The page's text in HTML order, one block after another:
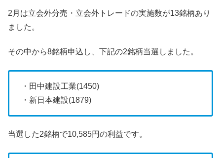
2月は立会外分売・立会外トレードの実施数が13銘柄あり
ました。
その中から8銘柄申込し、下記の2銘柄当選しました。
・田中建設工業(1450)
・新日本建設(1879)
当選した2銘柄で10,585円の利益です。